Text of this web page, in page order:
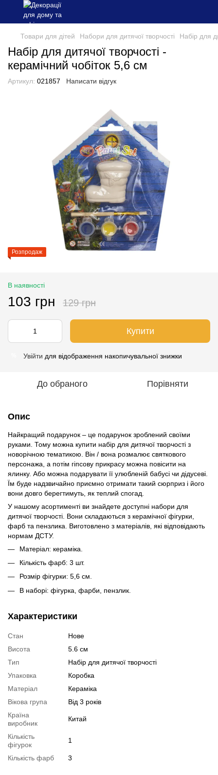
Товари для дітей Набори для дитячої творчості Набір для
Набір для дитячої творчості -
керамічний чобіток 5,6 см
Артикул: 021857 Написати відгук
Розпродаж
В наявності
103 грн 129 грн
Купити
Увійти для відображення накопичувальної знижки
До обраного Порівняти
Опис
Найкращий подарунок – це подарунок зроблений своїми
руками. Тому можна купити набір для дитячої творчості з
новорічною тематикою. Він / вона розмалює святкового
персонажа, а потім гіпсову прикрасу можна повісити на
ялинку. Або можна подарувати її улюбленій бабусі чи дідусеві.
Їм буде надзвичайно приємно отримати такий сюрприз і його
вони довго берегтимуть, як теплий спогад.
У нашому асортименті ви знайдете доступні набори для
дитячої творчості. Вони складаються з керамічної фігурки,
фарб та пензлика. Виготовлено з матеріалів, які відповідають
нормам ДСТУ.
Матеріал: кераміка.
Кількість фарб: 3 шт.
Розмір фігурки: 5,6 см.
В наборі: фігурка, фарби, пензлик.
Характеристики
Стан
Нове
Висота
5.6 см
Тип
Набір для дитячої творчості
Упаковка
Коробка
Матеріал
Кераміка
Вікова група
Від 3 років
Країна
виробник
Китай
Кількість
фігурок
1
Кількість фарб 3